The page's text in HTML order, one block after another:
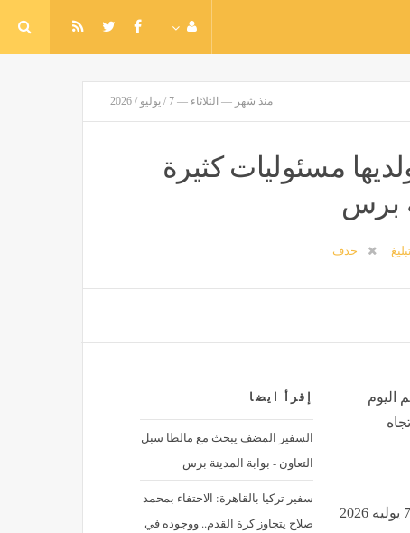
منذ شهر — الثلاثاء — 7 / يوليو / 2026
مسئوليات كثيرة
برس
حذف
إقرأ ايضا
السفير المضف يبحث مع مالطا سبل
التعاون - بوابة المدينة برس
سفير تركيا بالقاهرة: الاحتفاء بمحمد
صلاح يتجاوز كرة القدم.. ووجوده في
اليوم
نشر في: الثلاثاء 7 يوليه 2026 - 1:32 م | آخر تحديث: الثلاثاء 7 يوليه 2026